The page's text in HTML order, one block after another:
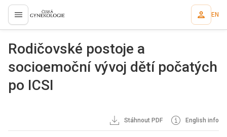
proLékaře.cz EN
Rodičovské postoje a
socioemoční vývoj dětí počatých
po ICSI
Stáhnout PDF English info